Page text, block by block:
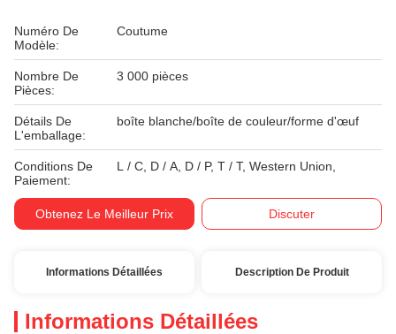
Numéro De
Modèle:
Coutume
Nombre De
Pièces:
3 000 pièces
Détails De
L'emballage:
boîte blanche/boîte de couleur/forme d'œuf
Conditions De
Paiement:
L / C, D / A, D / P, T / T, Western Union,
Obtenez Le Meilleur Prix Discuter
Informations Détaillées Description De Produit
Informations Détaillées